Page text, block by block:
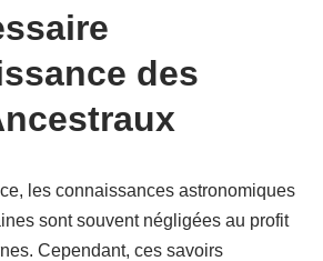
des
les connaissances astronomiques
sont souvent négligées au profit
Cependant, ces savoirs